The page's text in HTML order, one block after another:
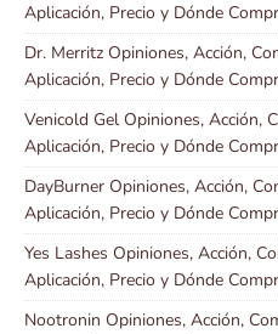
Aplicación, Precio y Dónde
Dr. Merritz Opiniones, Acción,
Aplicación, Precio y Dónde
Venicold Gel Opiniones, Acción,
Aplicación, Precio y Dónde
DayBurner Opiniones, Acción,
Aplicación, Precio y Dónde
Yes Lashes Opiniones, Acción,
Aplicación, Precio y Dónde
Nootronin Opiniones, Acción,